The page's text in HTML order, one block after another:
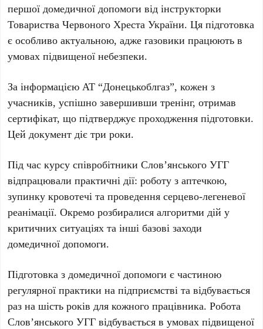
першої домедичної допомоги від інструкторки
Товариства Червоного Хреста України. Ця підготовка
є особливо актуальною, адже газовики працюють в
умовах підвищеної небезпеки.
За інформацієюАТ “Донецькоблгаз”, кожен з
учасників, успішно завершивши тренінг, отримав
сертифікат, що підтверджує проходження підготовки.
Цей документдіє три роки.
Під час курсу співробітникиСлов’янського УГГ
відпрацювали практичні дії: роботу з аптечкою,
зупинку кровотечі та проведення серцево-легеневої
реанімації. Окремо розбиралися алгоритми дій у
критичних ситуаціях та інші базові заходи
домедичної допомоги.
Підготовка з домедичної допомоги є частиною
регулярної практики на підприємстві та відбувається
раз на шість років для кожного працівника. Робота
Слов’янського УГГ відбувається в умовах підвищеної